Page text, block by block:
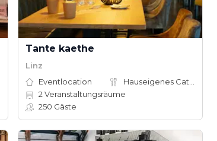
Tante kaethe
Linz
Eventlocation
2 Veranstaltungsräume
250 Gäste